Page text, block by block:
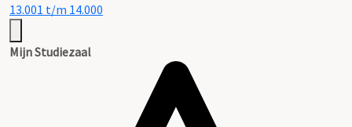
13.001 t/m 14.000
Mijn Studiezaal